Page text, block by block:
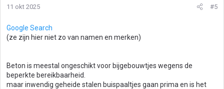
11 okt 2025 #5
Google Search
(ze zijn hier niet zo van namen en merken)
Beton is meestal ongeschikt voor bijgebouwtjes wegens de
beperkte bereikbaarheid.
maar inwendig geheide stalen buispaaltjes gaan prima en is het